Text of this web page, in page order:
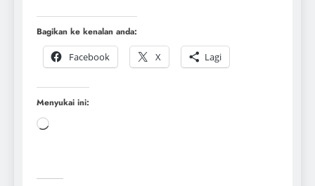
Bagikan ke kenalan anda:
Facebook
X Lagi
Menyukai ini: